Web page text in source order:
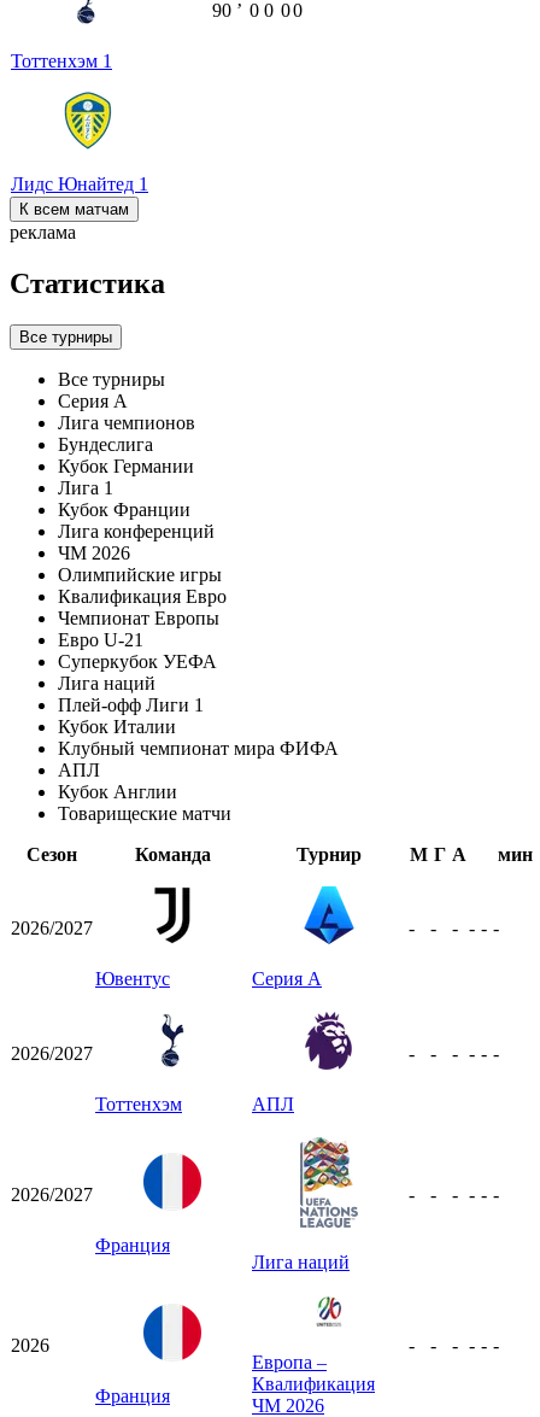
Тоттенхэм 1
Лидс Юнайтед 1
90 ʼ 0 0 00
К всем матчам
реклама
Статистика
Все турниры
Все турниры
Серия А
Лига чемпионов
Бундеслига
Кубок Германии
Лига 1
Кубок Франции
Лига конференций
ЧМ 2026
Олимпийские игры
Квалификация Евро
Чемпионат Европы
Евро U-21
Суперкубок УЕФА
Лига наций
Плей-офф Лиги 1
Кубок Италии
Клубный чемпионат мира ФИФА
АПЛ
Кубок Англии
Товарищеские матчи
Сезон
Команда Турнир М Г А мин
2026/2027
Ювентус Серия А
- - - - - -
2026/2027
Тоттенхэм АПЛ
- - - - - -
2026/2027
Франция
Лига наций
- - - - - -
2026
Франция
Европа –
Квалификация
ЧМ 2026
- - - - - -